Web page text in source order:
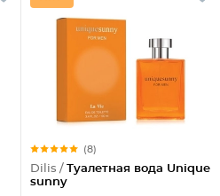
(8)
Dilis / Туалетная вода Unique
sunny